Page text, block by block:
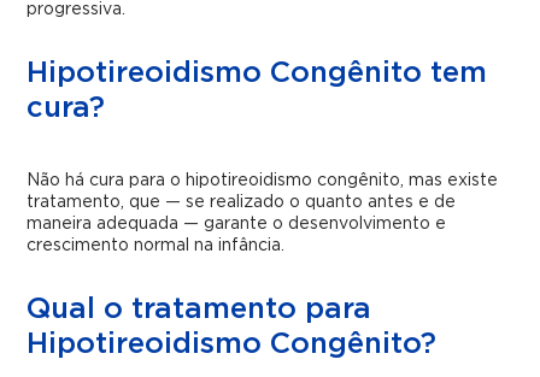
progressiva.
Hipotireoidismo Congênito tem
cura?
Não há cura para o hipotireoidismo congênito, mas existe
tratamento, que — se realizado o quanto antes e de
maneira adequada — garante o desenvolvimento e
crescimento normal na infância.
Qual o tratamento para
Hipotireoidismo Congênito?